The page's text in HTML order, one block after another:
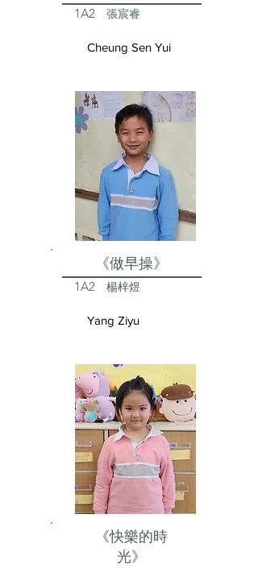
1A2 張宸睿
Cheung Sen Yui
《做早操》
1A2 楊梓煜
Yang Ziyu
《快樂的時
光》